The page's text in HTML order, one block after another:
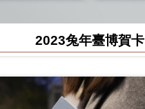
2023兔年臺博賀卡